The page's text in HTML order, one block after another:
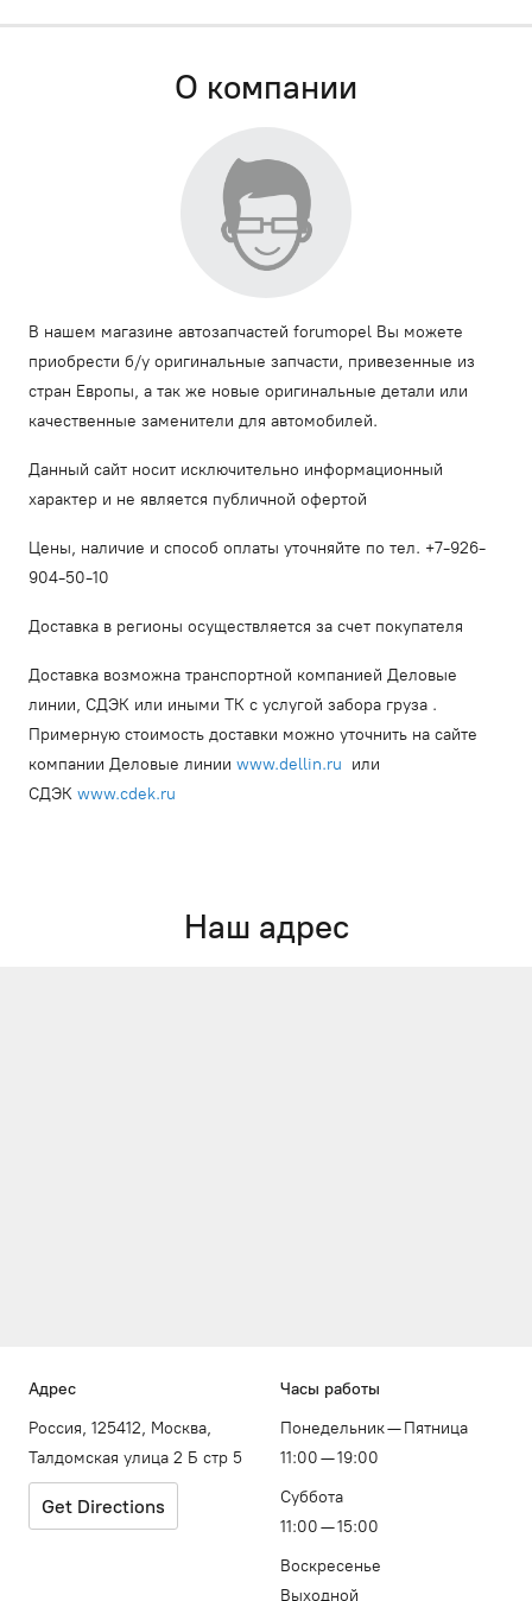
О компании
В нашем магазине автозапчастей forumopel Вы можете
приобрести б/у оригинальные запчасти, привезенные из
стран Европы, а так же новые оригинальные детали или
качественные заменители для автомобилей.
Данный сайт носит исключительно информационный
характер и не является публичной офертой
Цены, наличие и способ оплаты уточняйте по тел. +7-926-
904-50-10
Доставка в регионы осуществляется за счет покупателя
Доставка возможна транспортной компанией Деловые
линии, СДЭК или иными ТК с услугой забора груза .
Примерную стоимость доставки можно уточнить на сайте
компании Деловые линии www.dellin.ru или
СДЭК www.cdek.ru
Наш адрес
Адрес
Россия, 125412, Москва,
Талдомская улица 2 Б стр 5
Get Directions
Часы работы
Понедельник — Пятница
11:00 — 19:00
Суббота
11:00 — 15:00
Воскресенье
Выходной